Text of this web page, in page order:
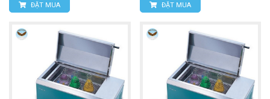
ĐẶT MUA ĐẶT MUA